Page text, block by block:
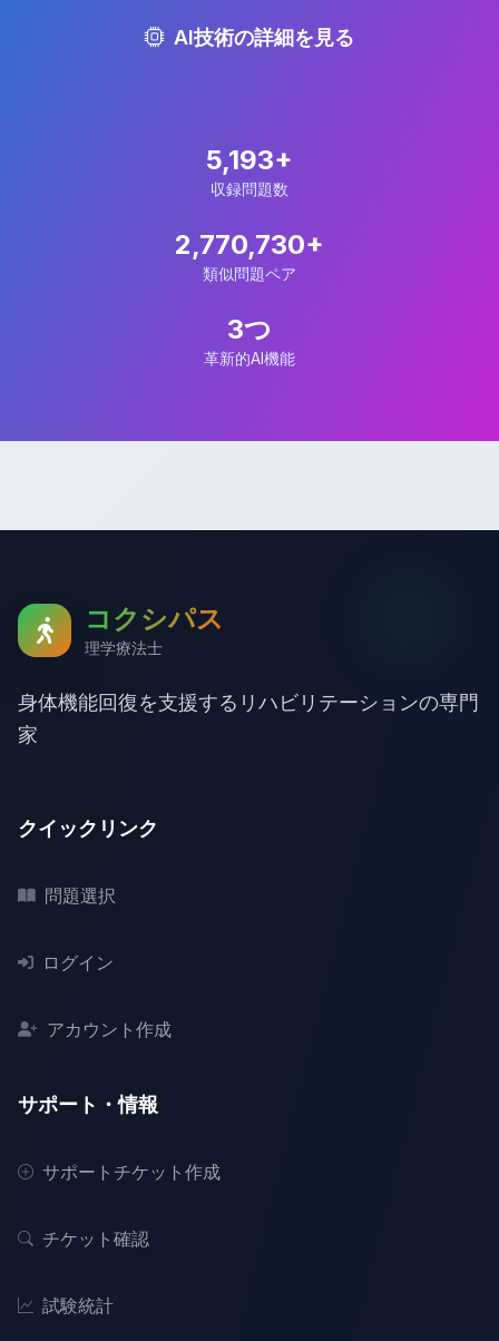
AI技術の詳細を見る
5,193+
収録問題数
2,770,730+
類似問題ペア
3つ
革新的AI機能
コクシパス
理学療法士
身体機能回復を支援するリハビリテーションの専門
家
クイックリンク
問題選択
ログイン
アカウント作成
サポート・情報
サポートチケット作成
チケット確認
試験統計